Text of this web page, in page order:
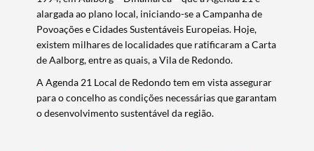
alargada ao plano local, iniciando-se a Campanha de
Povoações e Cidades Sustentáveis Europeias. Hoje,
existem milhares de localidades que ratificaram a Carta
de Aalborg, entre as quais, a Vila de Redondo.
A Agenda 21 Local de Redondo tem em vista assegurar
para o concelho as condições necessárias que garantam
o desenvolvimento sustentável da região.